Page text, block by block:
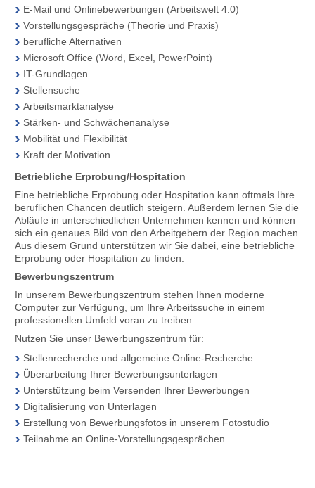
E-Mail und Onlinebewerbungen (Arbeitswelt 4.0)
Vorstellungsgespräche (Theorie und Praxis)
berufliche Alternativen
Microsoft Office (Word, Excel, PowerPoint)
IT-Grundlagen
Stellensuche
Arbeitsmarktanalyse
Stärken- und Schwächenanalyse
Mobilität und Flexibilität
Kraft der Motivation
Betriebliche Erprobung/Hospitation
Eine betriebliche Erprobung oder Hospitation kann oftmals Ihre
beruflichen Chancen deutlich steigern. Außerdem lernen Sie die
Abläufe in unterschiedlichen Unternehmen kennen und können
sich ein genaues Bild von den Arbeitgebern der Region machen.
Aus diesem Grund unterstützen wir Sie dabei, eine betriebliche
Erprobung oder Hospitation zu finden.
Bewerbungszentrum
In unserem Bewerbungszentrum stehen Ihnen moderne
Computer zur Verfügung, um Ihre Arbeitssuche in einem
professionellen Umfeld voran zu treiben.
Nutzen Sie unser Bewerbungszentrum für:
Stellenrecherche und allgemeine Online-Recherche
Überarbeitung Ihrer Bewerbungsunterlagen
Unterstützung beim Versenden Ihrer Bewerbungen
Digitalisierung von Unterlagen
Erstellung von Bewerbungsfotos in unserem Fotostudio
Teilnahme an Online-Vorstellungsgesprächen